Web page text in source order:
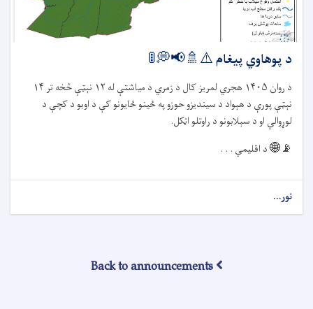
د پوهاوي پیغام ⚠️🚿📢💭🚦
د روان ۱۴۰۵ هجري لمریز کال د زمري د میاشتې له ۱۲ نېټې څخه تر ۱۴
نېټې پورې د هېواد د سیندیزو حوزو په ځينو ځایونو کې د اوبو د کچې د
لوړوالي او د سېلابونو د راوتلو اټکل.
📡🌐د اقلیمي . . .
نور...
Back to announcements